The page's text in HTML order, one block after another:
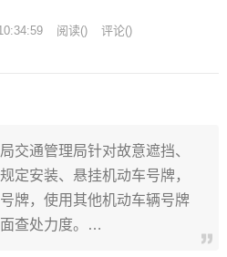
阅读() 评论()
交通管理局针对故意遮挡、
定安装、悬挂机动车号牌，
牌，使用其他机动车辆号牌
查处力度。…